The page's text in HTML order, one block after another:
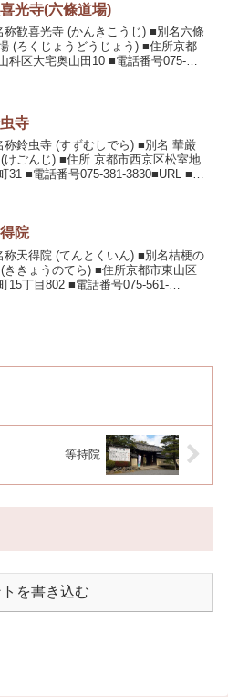
光寺(六條道場)
称歓喜光寺 (かんきこうじ) ■別名六條
(ろくじょうどうじょう) ■住所京都
科区大宅奥山田10 ■電話番号075-
寺
称鈴虫寺 (すずむしでら) ■別名 華厳
けごんじ) ■住所 京都市西京区松室地
31 ■電話番号075-381-3830■URL ■内
院
称天得院 (てんとくいん) ■別名桔梗の
ききょうのてら) ■住所京都市東山区
15丁目802 ■電話番号075-561-
等持院
を書き込む